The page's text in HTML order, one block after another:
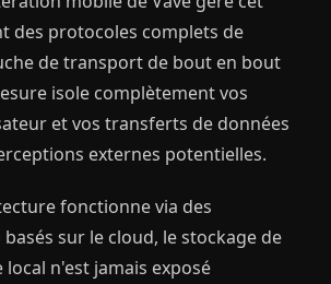
des protocoles complets de
de transport de bout en bout
isole complètement vos
et vos transferts de données
externes potentielles.
fonctionne via des
sur le cloud, le stockage de
n'est jamais exposé